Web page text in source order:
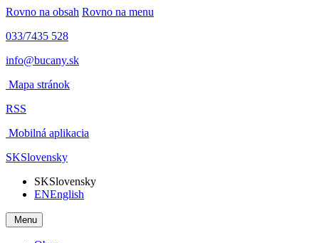
Rovno na obsah Rovno na menu
033/7435 528
info@bucany.sk
Mapa stránok
RSS
Mobilná aplikacia
SKSlovensky
SKSlovensky
ENEnglish
Menu